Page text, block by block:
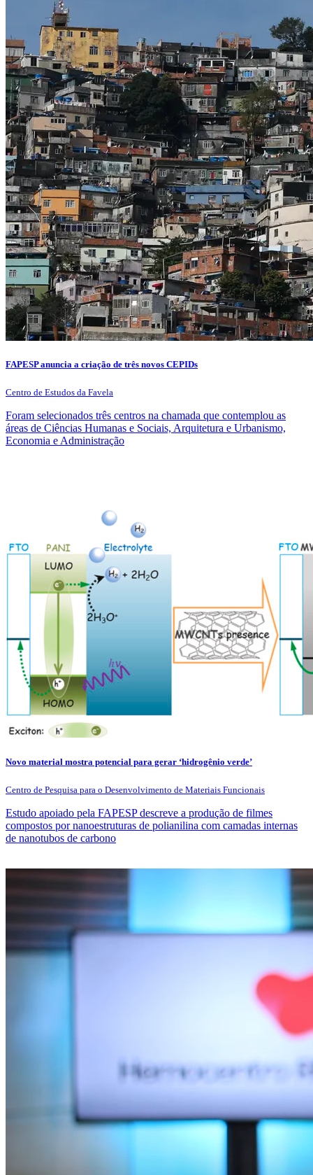
FAPESP anuncia a criação de três novos CEPIDs
Centro de Estudos da Favela
Foram selecionados três centros na chamada que contemplou as
áreas de Ciências Humanas e Sociais, Arquitetura e Urbanismo,
Economia e Administração
Novo material mostra potencial para gerar ‘hidrogênio verde’
Centro de Pesquisa para o Desenvolvimento de Materiais Funcionais
Estudo apoiado pela FAPESP descreve a produção de filmes
compostos por nanoestruturas de polianilina com camadas internas
de nanotubos de carbono